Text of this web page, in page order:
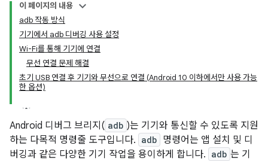
이 페이지의 내용
adb 작동 방식
기기에서 adb 디버깅 사용 설정
Wi-Fi를 통해 기기에 연결
무선 연결 문제 해결
초기 USB 연결 후 기기와 무선으로 연결 (Android 10 이하에서만 사용 가능
한 옵션)
Android 디버그 브리지( adb )는 기기와 통신할 수 있도록 지원
하는 다목적 명령줄 도구입니다. adb 명령어는 앱 설치 및 디
버깅과 같은 다양한 기기 작업을 용이하게 합니다. adb 는 기